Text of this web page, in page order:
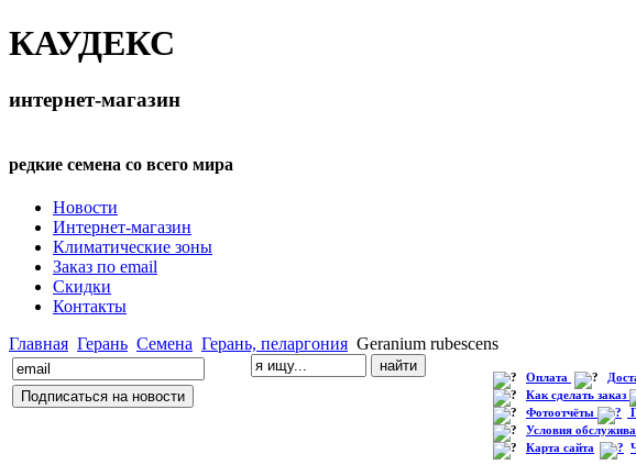
КАУДЕКС
интернет-магазин
редкие семена со всего мира
Новости
Интернет-магазин
Климатические зоны
Заказ по email
Скидки
Контакты
Главная Герань Семена Герань, пеларгония Geranium rubescens
Оплата
Как сделать заказ
Фотоотчёты
Условия
Карта сайта